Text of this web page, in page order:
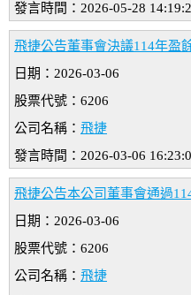
發言時間：2026-05-28
飛捷公告董事會決議114年盈
日期：2026-03-06
股票代號：6206
公司名稱： 飛捷
發言時間：2026-03-06
飛捷公告本公司董事會通過
日期：2026-03-06
股票代號：6206
公司名稱： 飛捷